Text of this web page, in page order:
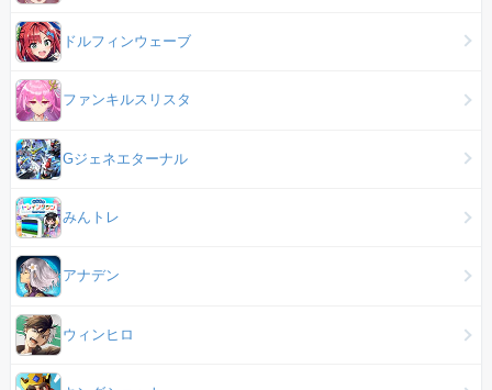
ドルフィンウェーブ
ファンキルスリスタ
Gジェネエターナル
みんトレ
アナデン
ウィンヒロ